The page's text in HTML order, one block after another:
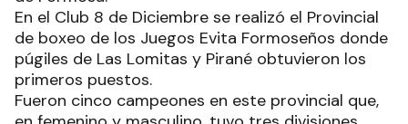
En el Club 8 de Diciembre se realizó el Provincial
de boxeo de los Juegos Evita Formoseños donde
púgiles de Las Lomitas y Pirané obtuvieron los
primeros puestos.
Fueron cinco campeones en este provincial que,